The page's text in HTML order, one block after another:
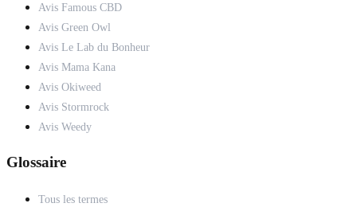
Avis Famous CBD
Avis Green Owl
Avis Le Lab du Bonheur
Avis Mama Kana
Avis Okiweed
Avis Stormrock
Avis Weedy
Glossaire
Tous les termes